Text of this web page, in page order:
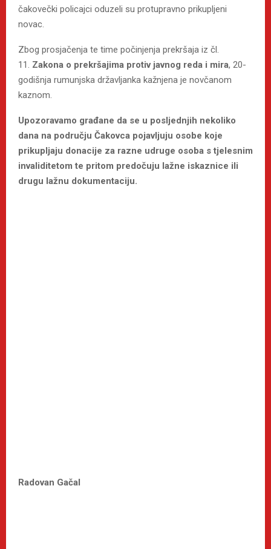
čakovečki policajci oduzeli su protupravno prikupljeni
novac.
Zbog prosjačenja te time počinjenja prekršaja iz čl.
11. Zakona o prekršajima protiv javnog reda i mira, 20-
godišnja rumunjska državljanka kažnjena je novčanom
kaznom.
Upozoravamo građane da se u posljednjih nekoliko
dana na području Čakovca pojavljuju osobe koje
prikupljaju donacije za razne udruge osoba s tjelesnim
invaliditetom te pritom predočuju lažne iskaznice ili
drugu lažnu dokumentaciju.
Radovan Gačal